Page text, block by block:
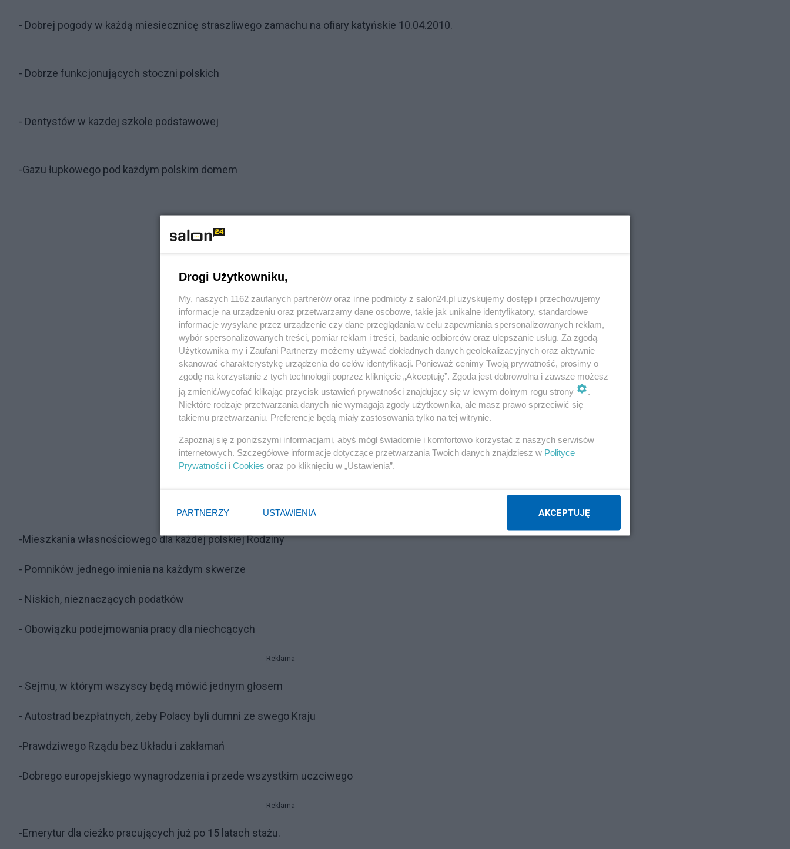
- Dobrej pogody w każdą miesiecznicę straszliwego zamachu na ofiary katyńskie 10.04.2010.
- Dobrze funkcjonujących stoczni polskich
- Dentystów w kazdej szkole podstawowej
-Gazu łupkowego pod każdym polskim domem
-Mieszkania własnościowego dla każdej polskiej Rodziny
- Pomników jednego imienia na każdym skwerze
- Niskich, nieznaczących podatków
- Obowiązku podejmowania pracy dla niechcących
Reklama
- Sejmu, w którym wszyscy będą mówić jednym głosem
- Autostrad bezpłatnych, żeby Polacy byli dumni ze swego Kraju
-Prawdziwego Rządu bez Układu i zakłamań
-Dobrego europejskiego wynagrodzenia i przede wszystkim uczciwego
Reklama
-Emerytur dla cieżko pracujących już po 15 latach stażu.
Drogi Użytkowniku,
My, naszych 1162 zaufanych partnerów oraz inne podmioty z salon24.pl uzyskujemy dostęp i przechowujemy
informacje na urządzeniu oraz przetwarzamy dane osobowe, takie jak unikalne identyfikatory, standardowe
informacje wysyłane przez urządzenie czy dane przeglądania w celu zapewniania spersonalizowanych reklam,
wybór spersonalizowanych treści, pomiar reklam i treści, badanie odbiorców oraz ulepszanie usług. Za zgodą
Użytkownika my i Zaufani Partnerzy możemy używać dokładnych danych geolokalizacyjnych oraz aktywnie
skanować charakterystykę urządzenia do celów identyfikacji. Ponieważ cenimy Twoją prywatność, prosimy o
zgodę na korzystanie z tych technologii poprzez kliknięcie „Akceptuję”. Zgoda jest dobrowolna i zawsze możesz
ją zmienić/wycofać klikając przycisk ustawień prywatności znajdujący się w lewym dolnym rogu strony
.
Niektóre rodzaje przetwarzania danych nie wymagają zgody użytkownika, ale masz prawo sprzeciwić się
takiemu przetwarzaniu. Preferencje będą miały zastosowania tylko na tej witrynie.
Zapoznaj się z poniższymi informacjami, abyś mógł świadomie i komfortowo korzystać z naszych serwisów
internetowych. Szczegółowe informacje dotyczące przetwarzania Twoich danych znajdziesz w Polityce
Prywatności i Cookies oraz po kliknięciu w „Ustawienia”.
PARTNERZY USTAWIENIA AKCEPTUJĘ